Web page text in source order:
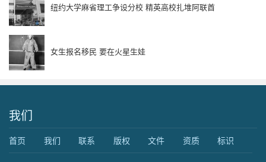
纽约大学麻省理工争设分校 精英高校扎堆阿联酋
女生报名移民 要在火星生娃
我们
首页 我们 联系 版权 文件 资质 标识